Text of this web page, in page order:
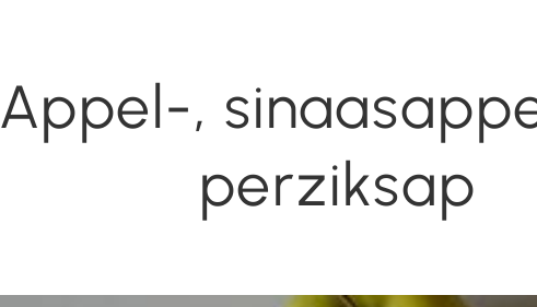
Appel-,
perziksap